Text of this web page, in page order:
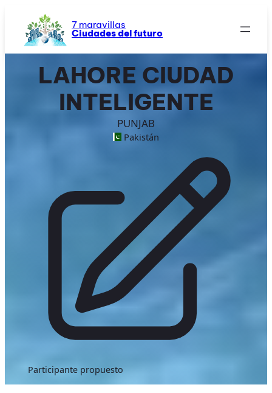
contenido
7 maravillas
Ciudades del futuro
LAHORE CIUDAD
INTELIGENTE
PUNJAB
Pakistán
Participante propuesto